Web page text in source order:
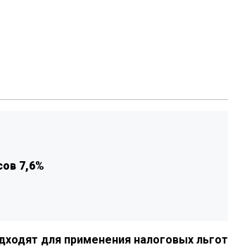
7,6%
для применения налоговых льгот